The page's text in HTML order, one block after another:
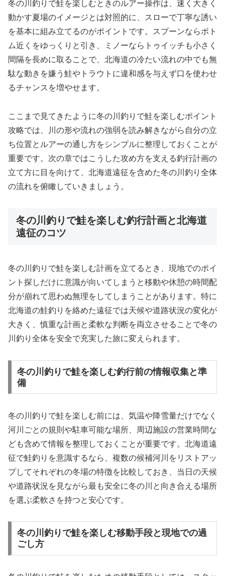
冬の川釣りで鮭を楽しむときのルアー操作は、速く大きく
動かす夏場のイメージとは対照的に、スローで丁寧な誘い
を基本に組み立てるのがポイントです。スプーンならボト
ム近くをゆっくりと引き、ミノーならトゥイッチも小さく
間隔を長めに取ることで、北海道の冷たい流れの中でも無
駄な動きを嫌う鮭やトラウトに違和感を与えず口を使わせ
るチャンスを増やせます。
ここまで見てきたように冬の川釣りで鮭を楽しむポイント
攻略では、川の形や流れの強弱を読み解きながら自分の立
ち位置とルアーの通し方をシンプルに整理しておくことが
重要です。次の章ではこうした攻め方を支える釣行計画の
立て方に目を向けて、北海道遠征を含めた冬の川釣り全体
の流れを俯瞰していきましょう。
冬の川釣りで鮭を楽しむ釣行計画と北海道
遠征のコツ
冬の川釣りで鮭を楽しむ計画を立てるとき、現地でのポイ
ント探しだけに意識が向いてしまうと移動や休憩の時間配
分が崩れて思わぬ無理をしてしまうことがあります。特に
北海道の鮭釣りを絡めた遠征では天候や道路状況の変化が
大きく、慎重な計画と柔軟な判断を両立させることで冬の
川釣り全体を安全で充実した旅に変えられます。
冬の川釣りで鮭を楽しむ釣行前の情報収集と準
備
冬の川釣りで鮭を楽しむ前には、気温や降雪量だけでなく
河川ごとの規則や駐車可能な場所、周辺施設の営業時間な
ども含めて情報を整理しておくことが重要です。北海道遠
征で鮭釣りを意識するなら、複数の候補河川をリストアッ
プしてそれぞれの冬場の特徴を比較しておき、当日の天候
や道路状況を見ながら最も安全に冬の川と向き合える場所
を選ぶ柔軟さを持つと安心です。
冬の川釣りで鮭を楽しむ移動手段と現地での過
ごし方